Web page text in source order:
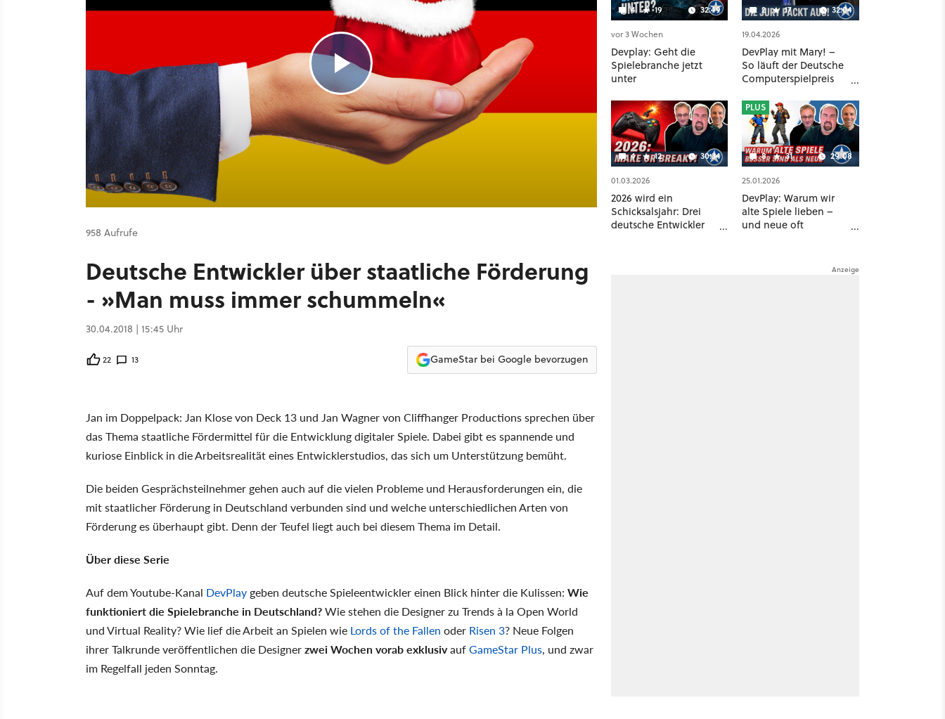
958 Aufrufe
Deutsche Entwickler über staatliche Förderung
- »Man muss immer schummeln«
30.04.2018 | 15:45 Uhr
22 13 GameStar bei Google bevorzugen
Jan im Doppelpack: Jan Klose von Deck 13 und Jan Wagner von Cliffhanger Productions sprechen über
das Thema staatliche Fördermittel für die Entwicklung digitaler Spiele. Dabei gibt es spannende und
kuriose Einblick in die Arbeitsrealität eines Entwicklerstudios, das sich um Unterstützung bemüht.
Die beiden Gesprächsteilnehmer gehen auch auf die vielen Probleme und Herausforderungen ein, die
mit staatlicher Förderung in Deutschland verbunden sind und welche unterschiedlichen Arten von
Förderung es überhaupt gibt. Denn der Teufel liegt auch bei diesem Thema im Detail.
Über diese Serie
Auf dem Youtube-Kanal DevPlay geben deutsche Spieleentwickler einen Blick hinter die Kulissen: Wie
funktioniert die Spielebranche in Deutschland?Wie stehen die Designer zu Trends à la Open World
und Virtual Reality? Wie lief die Arbeit an Spielen wie Lords of the Fallen oder Risen 3? Neue Folgen
ihrer Talkrunde veröffentlichen die Designerzwei Wochen vorab exklusivaufGameStar Plus, und zwar
im Regelfall jeden Sonntag.
4 19 32:49
vor 3 Wochen
Devplay: Geht die
Spielebranche jetzt
unter
2 17 32:04
19.04.2026
DevPlay mit Mary! –
So läuft der Deutsche
Computerspielpreis
4 12 30:34
01.03.2026
2026 wird ein
Schicksalsjahr: Drei
deutsche Entwickler
8 31 29:08
PLUS
25.01.2026
DevPlay: Warum wir
alte Spiele lieben –
und neue oft